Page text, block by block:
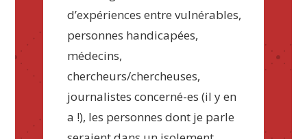
d’expériences entre vulnérables,
personnes handicapées,
médecins,
chercheurs/chercheuses,
journalistes concerné-es (il y en
a !), les personnes dont je parle